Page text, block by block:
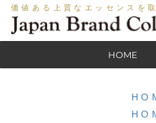
価値ある上質なエッセンスを
HOME